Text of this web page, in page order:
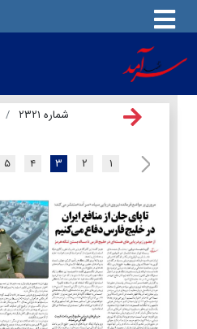
شماره ۲۳۲۱
۱ ۲ ۳ ۴ ۵